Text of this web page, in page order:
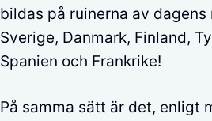
bildas på ruinerna av
Sverige, Danmark, Finland,
Spanien och Frankrike!
På samma sätt är det, enligt